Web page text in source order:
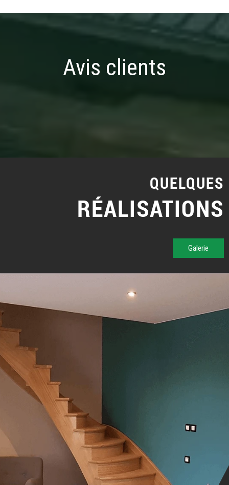
Avis clients
QUELQUES
RÉALISATIONS
Galerie